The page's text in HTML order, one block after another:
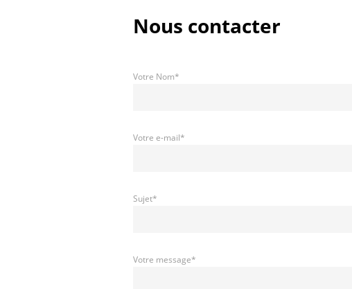
Nous contacter
Votre Nom*
Votre e-mail*
Sujet*
Votre message*